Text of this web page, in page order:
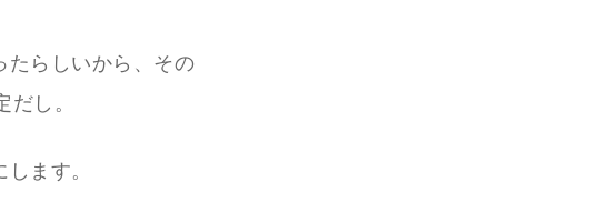
たらしいから、その
し。
ます。